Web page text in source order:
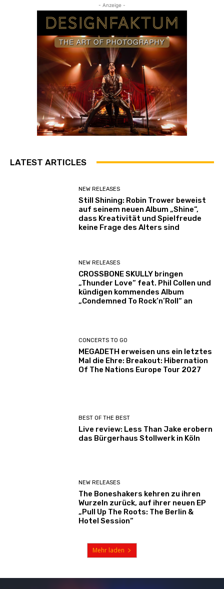
- Anzeige -
LATEST ARTICLES
NEW RELEASES
Still Shining: Robin Trower beweist
auf seinem neuen Album „Shine“,
dass Kreativität und Spielfreude
keine Frage des Alters sind
NEW RELEASES
CROSSBONE SKULLY bringen
„Thunder Love“ feat. Phil Collen und
kündigen kommendes Album
„Condemned To Rock’n’Roll“ an
CONCERTS TO GO
MEGADETH erweisen uns ein letztes
Mal die Ehre: Breakout: Hibernation
Of The Nations Europe Tour 2027
BEST OF THE BEST
Live review: Less Than Jake erobern
das Bürgerhaus Stollwerk in Köln
NEW RELEASES
The Boneshakers kehren zu ihren
Wurzeln zurück, auf ihrer neuen EP
„Pull Up The Roots: The Berlin &
Hotel Session“
Mehr laden